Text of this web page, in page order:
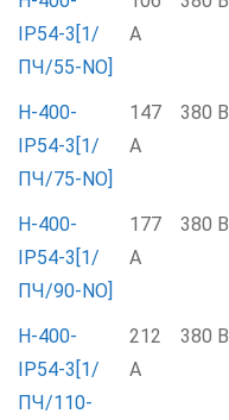
IP54-3[1/
ПЧ/55-NO]
А
Н-400-
IP54-3[1/
ПЧ/75-NO]
147
А
380 В
Н-400-
IP54-3[1/
ПЧ/90-NO]
177
А
380 В
Н-400-
IP54-3[1/
ПЧ/110-
212
А
380 В